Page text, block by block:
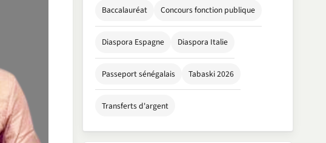
Baccalauréat Concours fonction publique
Diaspora Espagne Diaspora Italie
Passeport sénégalais Tabaski 2026
Transferts d'argent